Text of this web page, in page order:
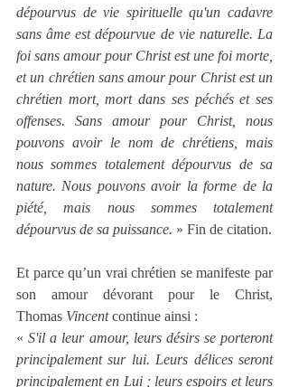
dépourvus de vie spirituelle qu'un cadavre
sans âme est dépourvue de vie naturelle. La
foi sans amour pour Christ est une foi morte,
et un chrétien sans amour pour Christ est un
chrétien mort, mort dans ses péchés et ses
offenses. Sans amour pour Christ, nous
pouvons avoir le nom de chrétiens, mais
nous sommes totalement dépourvus de sa
nature. Nous pouvons avoir la forme de la
piété, mais nous sommes totalement
dépourvus de sa puissance. » Fin de citation.
Et parce qu’un vrai chrétien se manifeste par
son amour dévorant pour le Christ,
Thomas Vincent continue ainsi :
« S'il a leur amour, leurs désirs se porteront
principalement sur lui. Leurs délices seront
principalement en Lui ; leurs espoirs et leurs